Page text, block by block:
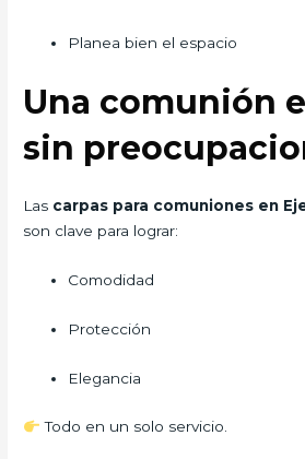
Planea bien el espacio
Una comunión
sin
Las carpas para comuniones en
son clave para lograr:
Comodidad
Protección
Elegancia
Todo en un solo servicio.